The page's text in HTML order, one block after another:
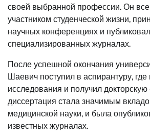
своей выбранной профессии. Он
участником студенческой жизни,
научных конференциях и
специализированных журналах.
После успешной окончания
Шаевич поступил в аспирантуру,
исследования и получил докторскую
диссертация стала значимым
медицинской науки, и была
известных журналах.